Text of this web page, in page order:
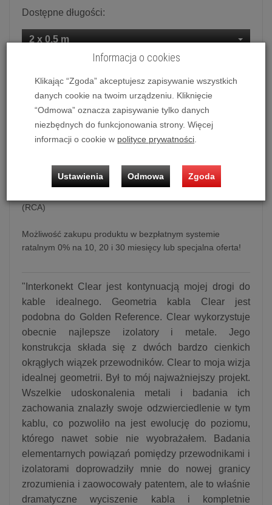
Dostępne długości:
2 x 0.5 m
Ilość: kpl.
8 999,00 zł/ kpl.
dodaj do koszyka
(RCA)
Możliwość zakupu produktu w bezpłatnym systemie
ratalnym 0% na 10, 20 i 30 miesięcy lub specjalna oferta!
"Interkonekt Clear jest kontynuacją mojej drogi do
kable idealnego. Geometria kabla Clear jest
podobna do Golden Reference. Clear wykorzystuje
obecnie najlepsze izolatory i metale. Jego
konstrukcja składa się z dwóch bardzo cienkich
okrągłych wiązek przewodników. Clear to moja wizja
idealnej geometrii. Był to mój najważniejszy projekt.
Wszelkie udoskonalenia metali i badania ich
zachowania znalazły swoje odzwierciedlenie w tym
kablu, co pozwoliło na jest ewolucję do poziomu,
którego nawet sobie nie wyobrażałem. Badania
elementarnych powiązań pomiędzy przewodnikami i
izolatorami doprowadziły mnie do nowej granicy
zrozumienia i zaowocowały patentem, ale to właśnie
dramatyczne wyciszenie kabla i kompletnie
Informacja o cookies
Klikając “Zgoda” akceptujesz zapisywanie wszystkich
danych cookie na twoim urządzeniu. Kliknięcie
“Odmowa” oznacza zapisywanie tylko danych
niezbędnych do funkcjonowania strony. Więcej
informacji o cookie w polityce prywatności.
Ustawienia Odmowa Zgoda